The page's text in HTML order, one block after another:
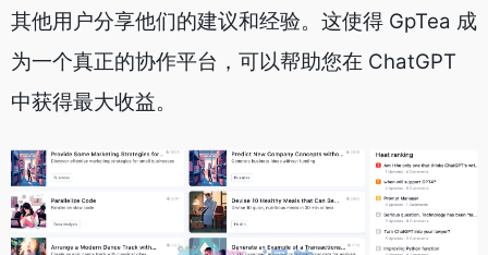
其他用户分享他们的建议和经验。这使得 GpTea 成
为一个真正的协作平台，可以帮助您在 ChatGPT
中获得最大收益。